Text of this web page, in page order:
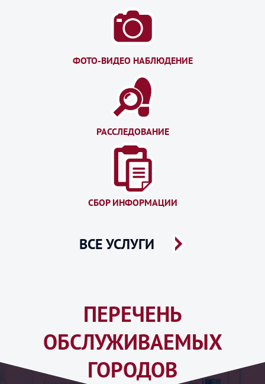
ФОТО-ВИДЕО НАБЛЮДЕНИЕ
РАССЛЕДОВАНИЕ
СБОР ИНФОРМАЦИИ
ВСЕ УСЛУГИ
ПЕРЕЧЕНЬ
ОБСЛУЖИВАЕМЫХ
ГОРОДОВ